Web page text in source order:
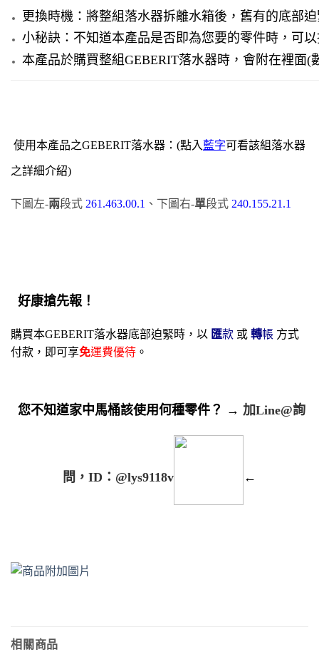
更換時機：將整組落水器拆離水箱後，舊有的底部
小秘訣：不知道本產品是否即為您要的零件時，可
本產品於購買整組GEBERIT落水器時，會附在裡面(
使用本產品之GEBERIT落水器：(點入藍字可看該組落水器
之詳細介紹)
下圖左-兩段式 261.463.00.1 、下圖右-單段式 240.155.21.1
好康搶先報！
購買本GEBERIT落水器底部迫緊時，以 匯款 或 轉帳 方式
付款， 即可享免運費優待 。
您不知道家中馬桶該使用何種零件？ → 加Line@詢
問，ID：@lys9118v ←
相關商品